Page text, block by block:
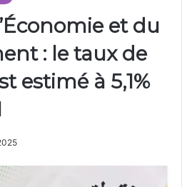
et du
: le taux de
estimé à 5,1%